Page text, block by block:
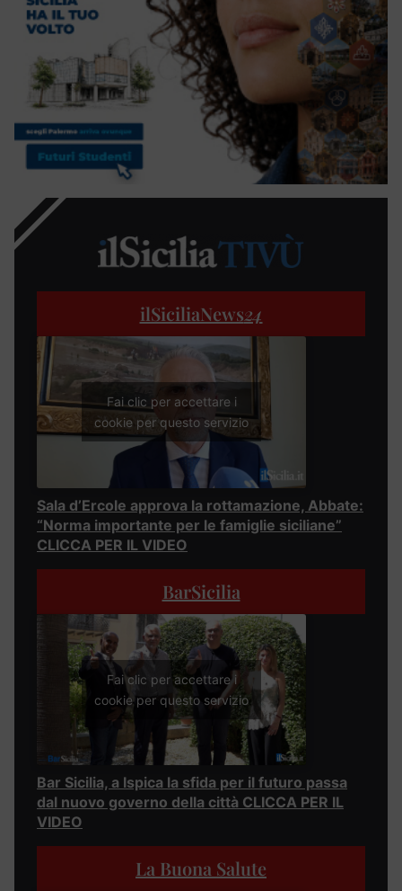
ilSiciliaNews24
Fai clic per accettare i
cookie per questo servizio
Sala d’Ercole approva la rottamazione, Abbate:
“Norma importante per le famiglie siciliane”
CLICCA PER IL VIDEO
BarSicilia
Fai clic per accettare i
cookie per questo servizio
Bar Sicilia, a Ispica la sfida per il futuro passa
dal nuovo governo della città CLICCA PER IL
VIDEO
La Buona Salute